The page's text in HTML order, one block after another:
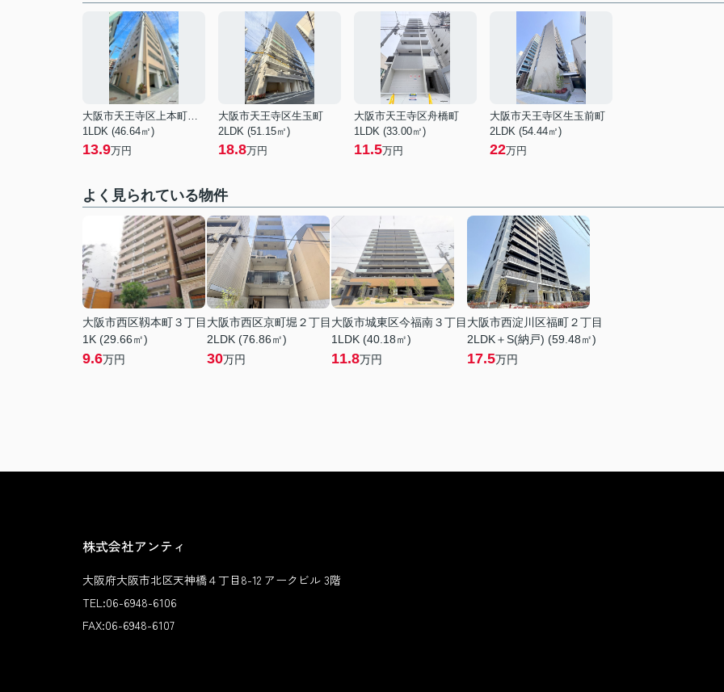
大阪市天王寺区上本町５丁目
1LDK (46.64㎡)
13.9万円
大阪市天王寺区生玉町
2LDK (51.15㎡)
18.8万円
大阪市天王寺区舟橋町
1LDK (33.00㎡)
11.5万円
大阪市天王寺区生玉前町
2LDK (54.44㎡)
22万円
よく見られている物件
大阪市西区靱本町３丁目
1K (29.66㎡)
9.6万円
大阪市西区京町堀２丁目
2LDK (76.86㎡)
30万円
大阪市城東区今福南３丁目
1LDK (40.18㎡)
11.8万円
大阪市西淀川区福町２丁目
2LDK＋S(納戸) (59.48㎡)
17.5万円
株式会社アンティ
大阪府大阪市北区天神橋４丁目8-12 アークビル 3階
TEL:06-6948-6106
FAX:06-6948-6107